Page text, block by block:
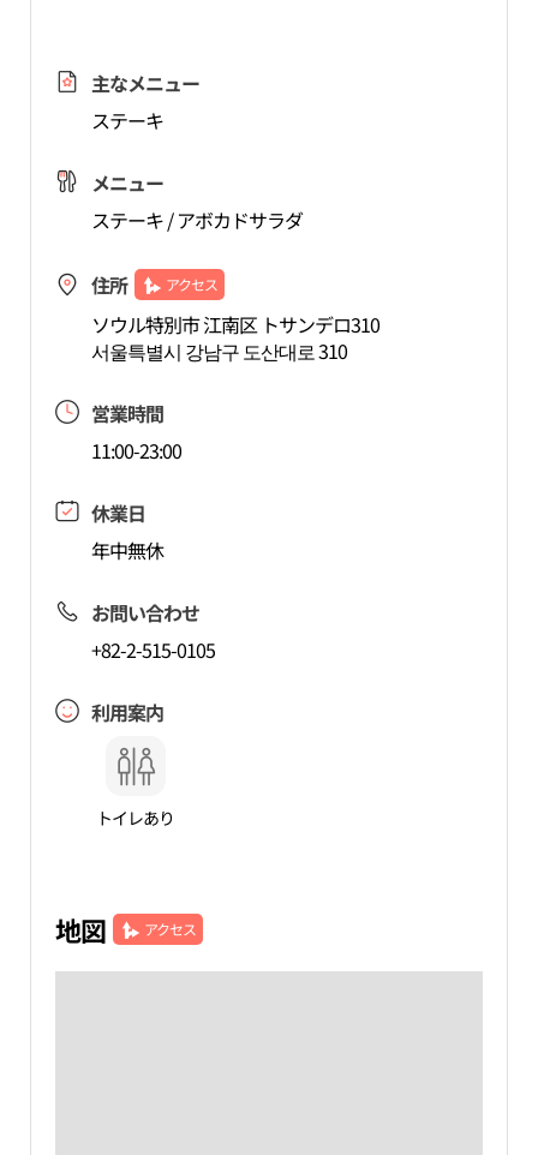
主なメニュー
ステーキ
メニュー
ステーキ / アボカドサラダ
住所 アクセス
ソウル特別市 江南区 トサンデロ310
서울특별시 강남구 도산대로 310
営業時間
11:00-23:00
休業日
年中無休
お問い合わせ
+82-2-515-0105
利用案内
トイレあり
地図 アクセス